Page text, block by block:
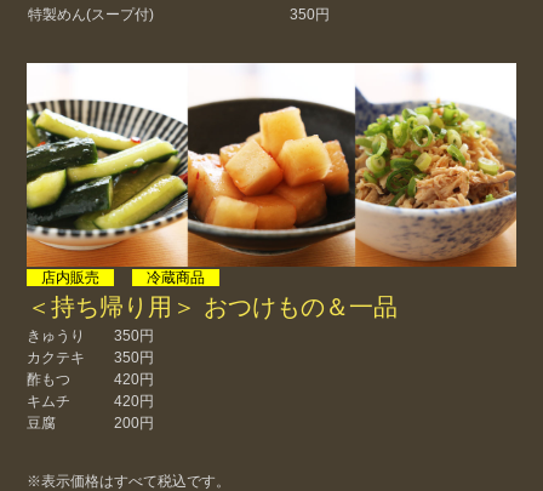
特製めん(スープ付)
350円
店内販売 冷蔵商品
＜持ち帰り用＞ おつけもの＆一品
きゅうり 350円
カクテキ 350円
酢もつ 420円
キムチ 420円
豆腐 200円
※表示価格はすべて税込です。